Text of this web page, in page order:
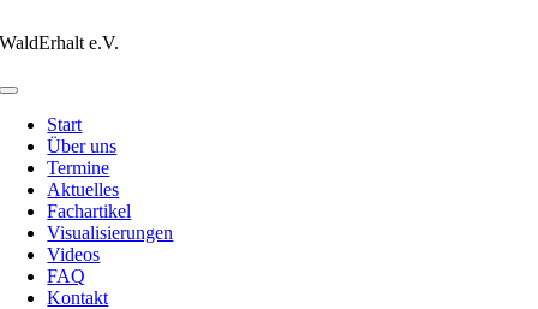
WaldErhalt e.V.
Toggle
Navigation
Start
Über uns
Termine
Aktuelles
Fachartikel
Visualisierungen
Videos
FAQ
Kontakt